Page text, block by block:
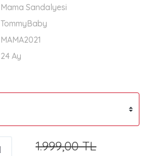
Mama Sandalyesi
TommyBaby
MAMA2021
24 Ay
1.999,00 TL